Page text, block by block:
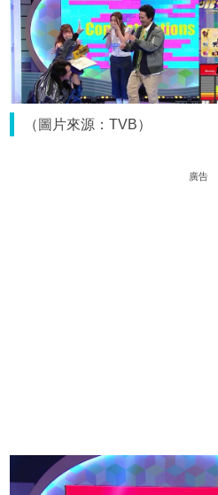
（圖片來源：TVB）
廣告